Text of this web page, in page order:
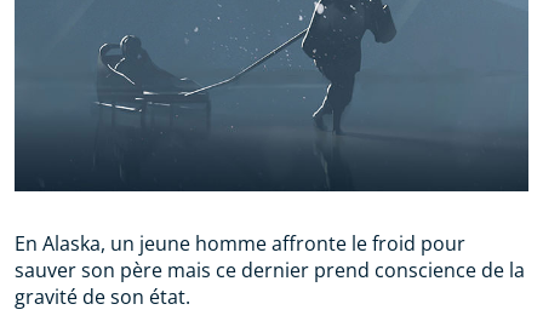
En Alaska, un jeune homme affronte le froid pour
sauver son père mais ce dernier prend conscience de la
gravité de son état.